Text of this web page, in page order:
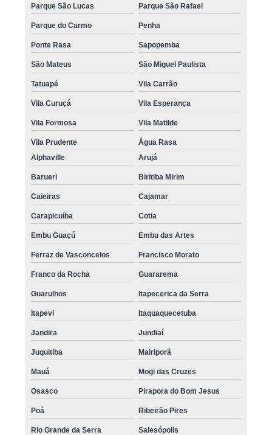
Parque São Lucas Parque São Rafael
Parque do Carmo Penha
Ponte Rasa Sapopemba
São Mateus São Miguel Paulista
Tatuapé Vila Carrão
Vila Curuçá Vila Esperança
Vila Formosa Vila Matilde
Vila Prudente
Água Rasa
Alphaville
Arujá
Barueri Biritiba Mirim
Caieiras Cajamar
Carapicuíba Cotia
Embu Guaçú Embu das Artes
Ferraz de Vasconcelos Francisco Morato
Franco da Rocha Guararema
Guarulhos Itapecerica da Serra
Itapevi Itaquaquecetuba
Jandira Jundiaí
Juquitiba Mairiporã
Mauá Mogi das Cruzes
Osasco Pirapora do Bom Jesus
Poá Ribeirão Pires
Rio Grande da Serra Salesópolis